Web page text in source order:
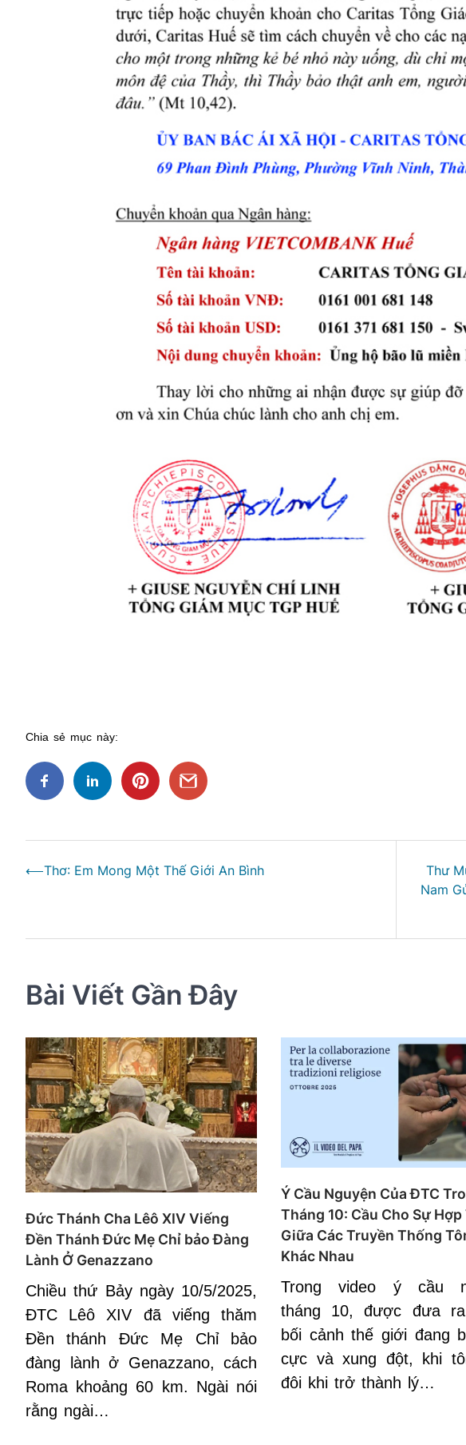
Chia sẻ mục này:
hướng
⟵Thơ: Em Mong Một Thế Giới An Bình
Thư
Nam
Bài Viết Gần Đây
Đức Thánh Cha Lêô XIV Viếng
Đền Thánh Đức Mẹ Chỉ bảo Đàng
Lành Ở Genazzano
Chiều thứ Bảy ngày 10/5/2025,
ĐTC Lêô XIV đã viếng thăm
Đền thánh Đức Mẹ Chỉ bảo
đàng lành ở Genazzano, cách
Roma khoảng 60 km. Ngài nói
rằng ngài…
Ý Cầu Nguyện Của ĐTC
Tháng 10: Cầu Cho Sự Hợp
Giữa Các Truyền Thống
Khác Nhau
Trong video ý cầu
tháng 10, được đưa
bối cảnh thế giới đang
cực và xung đột, khi
đôi khi trở thành lý…